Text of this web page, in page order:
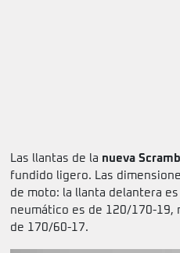
Las llantas de la nueva
fundido ligero. Las
de moto: la llanta delantera
neumático es de 120/170-19,
de 170/60-17.